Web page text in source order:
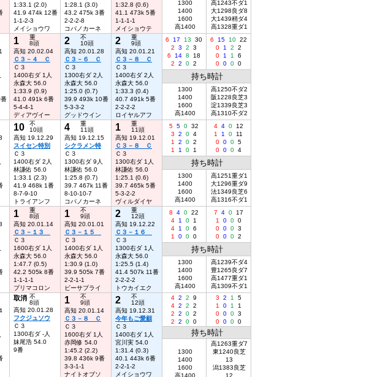
1:33.1 (2.0)
41.9 474k 12番
1-1-2-3
メイショウワ
1:28.1 (3.0)
43.2 475k 3番
2-2-2-8
コパノカーネ
1:32.8 (0.6)
41.1 473k 5番
1-1-1-1
メイショウテ
1300
1400
1600
高1400
高1243不ダ1
大1298良ダ8
大1439稍ダ4
高1328重ダ1
1
重
8頭
高知 20.02.04
Ｃ３－４ Ｃ
Ｃ３
1400右ダ 1人
永森大 56.0
1:33.9 (0.9)
41.0 491k 6番
5-4-4-1
ディアヴイー
2
不
10頭
高知 20.01.28
Ｃ３－６ Ｃ
Ｃ３
1300右ダ 2人
永森大 56.0
1:25.0 (0.7)
39.9 493k 10番
5-3-3-2
グッドウイン
2
重
9頭
高知 20.01.21
Ｃ３－８ Ｃ
Ｃ３
1400右ダ 2人
永森大 56.0
1:33.3 (0.4)
40.7 491k 5番
2-2-2-2
ロイヤルアフ
6 17 13
30
2
3 2
3
6
14 8
18
2
2 0 2
6 15 10 22
0
1 2
2
0
1 1
6
0 0 0 0
持ち時計
1300
1400
1600
高1400
高1250不ダ2
阪1228良芝3
淀1339良芝3
高1310不ダ2
10
不
10頭
高知 19.12.29
スイセン特別
Ｃ３
1400右ダ 2人
林謙佑 56.0
1:33.1 (2.3)
41.9 468k 1番
8-7-9-10
トライアンフ
4
重
11頭
高知 19.12.15
シクラメン特
Ｃ３
1300右ダ 9人
林謙佑 56.0
1:25.8 (0.7)
39.7 467k 11番
8-10-10-7
コパノカーネ
1
重
11頭
高知 19.12.01
Ｃ３－８ Ｃ
Ｃ３
1300右ダ 1人
林謙佑 56.0
1:25.1 (0.6)
39.7 465k 5番
5-3-2-2
ヴィルダイヤ
5 5 0 32
3
2 0 4
1
2 0 2
1
1 0 1
4 4 0
12
1
1 0
11
0 0 0 5
0 0 0 4
持ち時計
1300
1400
1600
高1400
高1251重ダ1
大1296重ダ9
法1349良芝6
高1316不ダ1
1
重
8頭
高知 20.01.14
Ｃ３－１３
Ｃ３
1600右ダ 1人
永森大 56.0
1:47.7 (0.5)
42.2 505k 8番
1-1-1-1
プリマコロン
1
不
9頭
高知 20.01.01
Ｃ３－１５
Ｃ３
1400右ダ 1人
永森大 56.0
1:30.9 (1.0)
39.9 505k 7番
2-2-1-1
ビーサプライ
2
重
12頭
高知 19.12.22
Ｃ３－１６
Ｃ３
1300右ダ 1人
永森大 56.0
1:25.5 (1.4)
41.4 507k 11番
2-2-2-2
トウカイエク
8 4 0 22
4
1 0
1
4
1 0 6
1
0 0 0
7 4 0
17
1
0 0 0
0 0 0 3
0 0 0 2
持ち時計
1300
1400
1600
高1400
高1239不ダ4
豊1265良ダ7
高1477重ダ1
高1309不ダ1
取消 不
8頭
高知 20.01.28
フクジュソウ
Ｃ３
1300右ダ -人
妹尾浩 54.0
9番
1
不
9頭
高知 20.01.14
Ｃ３－８ Ｃ
Ｃ３
1600右ダ 1人
赤岡修 54.0
1:45.2 (2.2)
39.8 436k 9番
3-3-1-1
ナイトオブソ
2
不
12頭
高知 19.12.31
今年もご愛顧
Ｃ３
1400右ダ 1人
宮川実 54.0
1:31.4 (0.3)
40.1 443k 6番
2-2-1-2
メイショウワ
4 2 2
9
4 2 2
2
2
2 0 2
2
2 0 0
3 2 1
5
1
0 1
1
0 0 0 3
0 0 0 0
持ち時計
1300
1400
1600
高1400
高1263重ダ7
東1240良芝
13
潟1383良芝
12